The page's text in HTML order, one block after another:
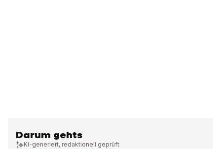
Darum gehts
KI-generiert, redaktionell geprüft